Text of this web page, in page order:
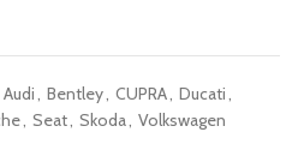
Audi, Bentley, CUPRA, Ducati,
, Seat, Skoda, Volkswagen